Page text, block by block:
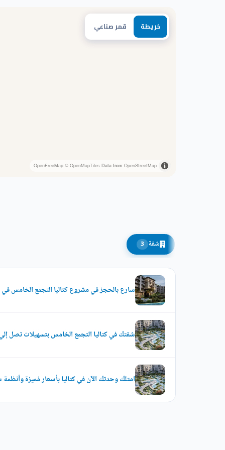
خريطة قمر صناعي
OpenFreeMap © OpenMapTiles Data from OpenStreetMap
شقة 3
سارع بالحجز في مشروع كتاليا التجمع الخامس في
شقتك في كتاليا التجمع الخامس بتسهيلات تصل إلي 8 سنوات
امتلك وحدتك الآن في كتاليا بأسعار مُميزة